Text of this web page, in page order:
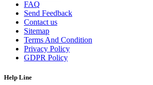
FAQ
Send Feedback
Contact us
Sitemap
Terms And Condition
Privacy Policy
GDPR Policy
Help Line